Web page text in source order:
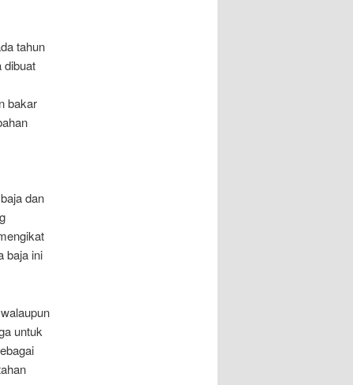
tahun
dibuat
bakar
dan
baja ini
untuk